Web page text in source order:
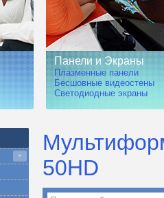
Панели и Экраны
Плазменные панели
Бесшовные видеостены
Светодиодные экраны
+
50HD